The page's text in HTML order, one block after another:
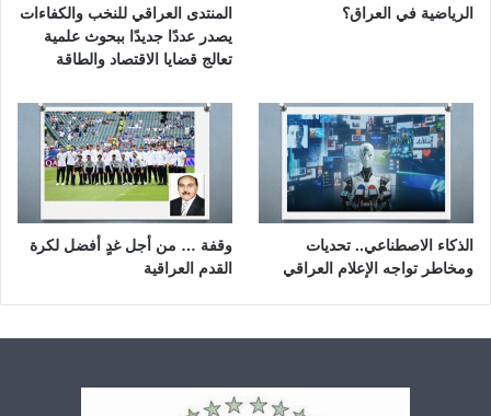
الرياضية في العراق؟
المنتدى العراقي للنخب والكفاءات
يصدر عددًا جديدًا ببحوث علمية
تعالج قضايا الاقتصاد والطاقة
الذكاء الاصطناعي.. تحديات
ومخاطر تواجه الإعلام العراقي
وقفة … من أجل غدٍ أفضل لكرة
القدم العراقية